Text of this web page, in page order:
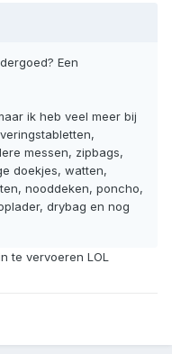
Een
ik heb veel meer bij
messen, zipbags,
doekjes, watten,
nooddeken, poncho,
drybag en nog
te vervoeren LOL